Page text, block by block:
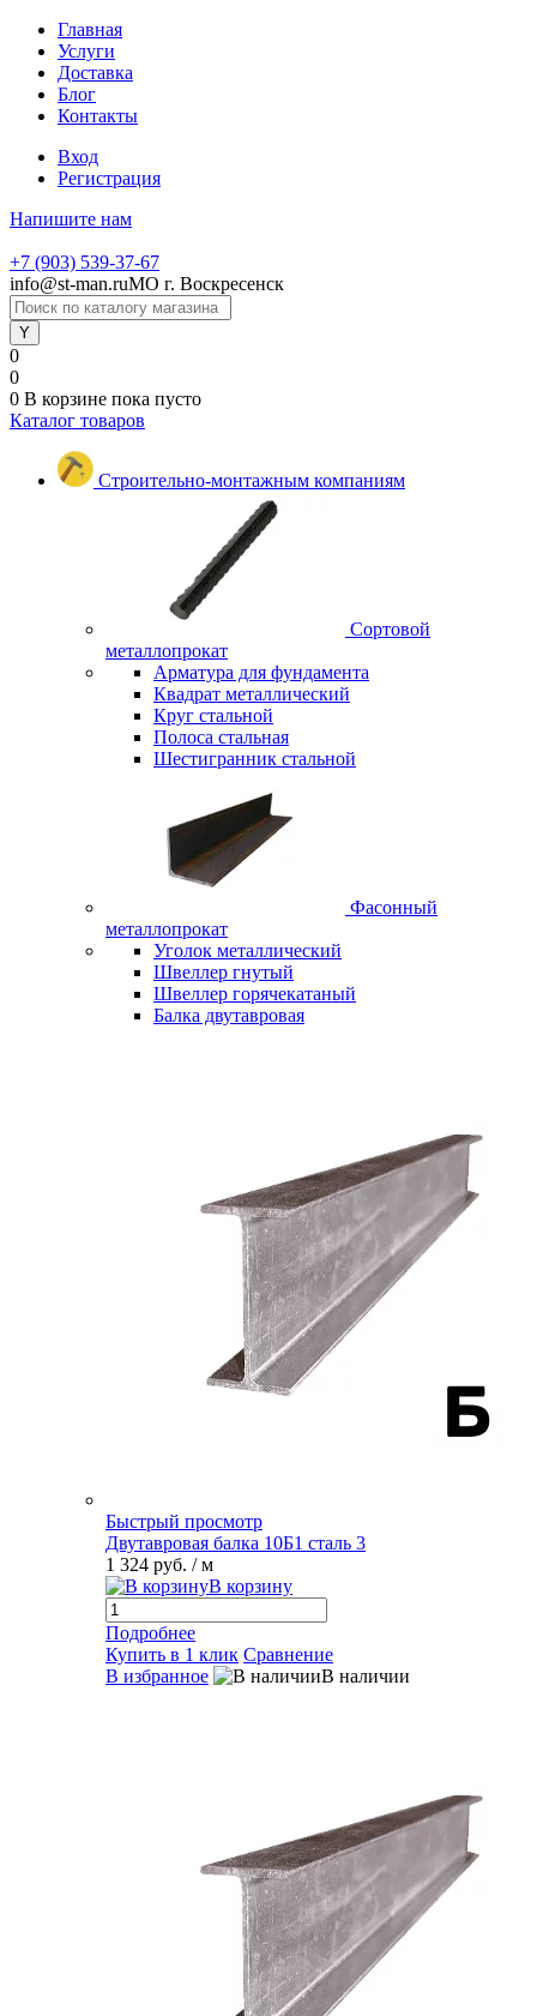
Главная
Услуги
Доставка
Блог
Контакты
Вход
Регистрация
Напишите нам
+7 (903) 539-37-67
info@st-man.ruМО г. Воскресенск
0
0
0 В корзине пока пусто
Каталог товаров
Строительно-монтажным компаниям
Сортовой
металлопрокат
Арматура для фундамента
Квадрат металлический
Круг стальной
Полоса стальная
Шестигранник стальной
Фасонный
металлопрокат
Уголок металлический
Швеллер гнутый
Швеллер горячекатаный
Балка двутавровая
Быстрый просмотр
Двутавровая балка 10Б1 сталь 3
1 324 руб. / м
В корзину
Подробнее
Купить в 1 клик Сравнение
В избранное
В наличии